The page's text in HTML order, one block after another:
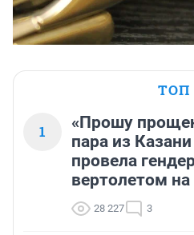
ТОП
1
«Прошу
пара из
провела
вертолетом
28 227 3